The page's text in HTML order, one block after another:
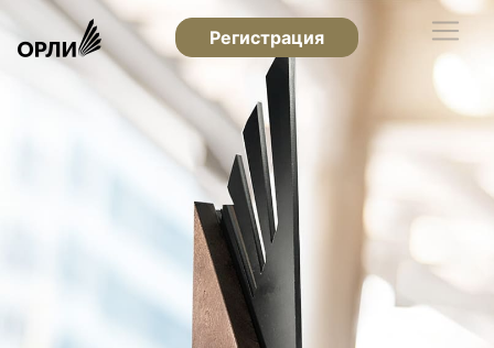
Регистрация